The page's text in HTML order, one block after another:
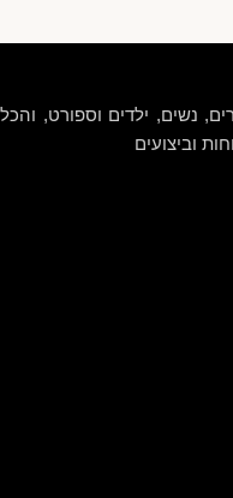
נשים, ילדים וספורט, והכל
וביצועים